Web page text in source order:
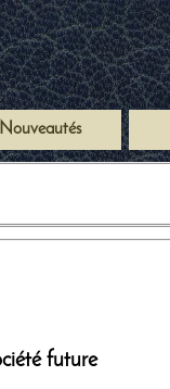
Nouveautés
future